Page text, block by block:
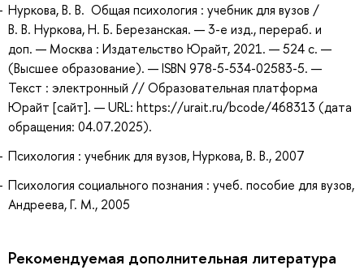
Нуркова, В. В. Общая психология : учебник для вузов /
В. В. Нуркова, Н. Б. Березанская. — 3-е изд., перераб. и
доп. — Москва : Издательство Юрайт, 2021. — 524 с. —
(Высшее образование). — ISBN 978-5-534-02583-5. —
Текст : электронный // Образовательная платформа
Юрайт [сайт]. — URL: https://urait.ru/bcode/468313 (дата
обращения: 04.07.2025).
Психология : учебник для вузов, Нуркова, В. В., 2007
Психология социального познания : учеб. пособие для вузов,
Андреева, Г. М., 2005
Рекомендуемая дополнительная литература